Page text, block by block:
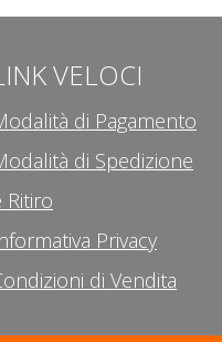
VELOCI
di Pagamento
di Spedizione
Ritiro
Privacy
di Vendita